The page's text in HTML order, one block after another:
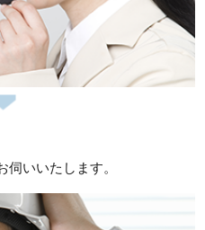
所蛇口の交換依頼のためお
具合修理依頼のためお伺
口の水漏れ修理依頼のた
いいたします。